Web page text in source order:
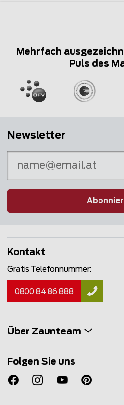
Mehrfach
Puls des
Newsletter
Kontakt
Gratis Telefonnummer:
0800 84 86 888
Über Zaunteam
Folgen Sie uns